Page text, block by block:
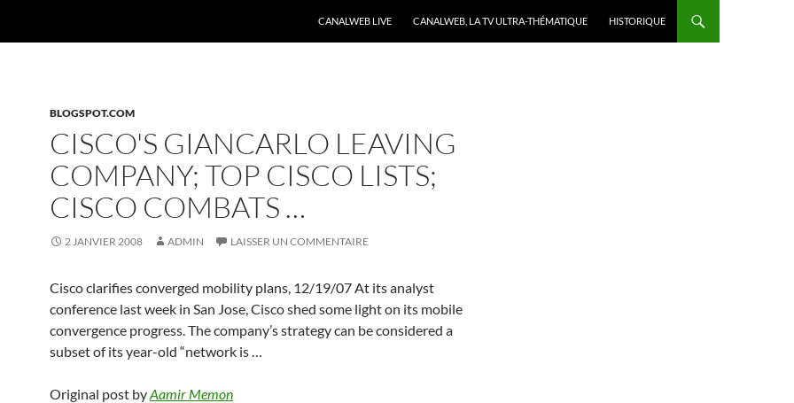
CANALWEB LIVE CANALWEB, LA TV ULTRA-THÉMATIQUE HISTORIQUE
BLOGSPOT.COM
CISCO'S GIANCARLO LEAVING
COMPANY; TOP CISCO LISTS;
CISCO COMBATS …
2 JANVIER 2008 ADMIN LAISSER UN COMMENTAIRE
Cisco clarifies converged mobility plans, 12/19/07 At its analyst
conference last week in San Jose, Cisco shed some light on its mobile
convergence progress. The company’s strategy can be considered a
subset of its year-old “network is …
Original post byAamir Memon